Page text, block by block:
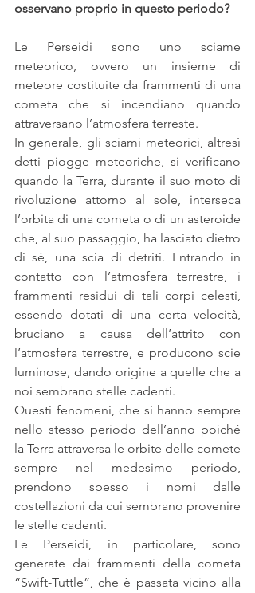
osservano proprio in questo periodo?
Le Perseidi sono uno sciame
meteorico, ovvero un insieme di
meteore costituite da frammenti di una
cometa che si incendiano quando
attraversano l’atmosfera terreste.
In generale, gli sciami meteorici, altresì
detti piogge meteoriche, si verificano
quando la Terra, durante il suo moto di
rivoluzione attorno al sole, interseca
l’orbita di una cometa o di un asteroide
che, al suo passaggio, ha lasciato dietro
di sé, una scia di detriti. Entrando in
contatto con l’atmosfera terrestre, i
frammenti residui di tali corpi celesti,
essendo dotati di una certa velocità,
bruciano a causa dell’attrito con
l’atmosfera terrestre, e producono scie
luminose, dando origine a quelle che a
noi sembrano stelle cadenti.
Questi fenomeni, che si hanno sempre
nello stesso periodo dell’anno poiché
la Terra attraversa le orbite delle comete
sempre nel medesimo periodo,
prendono spesso i nomi dalle
costellazioni da cui sembrano provenire
le stelle cadenti.
Le Perseidi, in particolare, sono
generate dai frammenti della cometa
“Swift-Tuttle”, che è passata vicino alla